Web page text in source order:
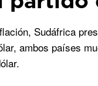
Sudáfrica
ambos países